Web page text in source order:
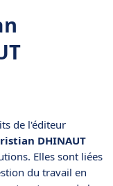
de l'éditeur
DHINAUT
Elles sont liées
du travail en